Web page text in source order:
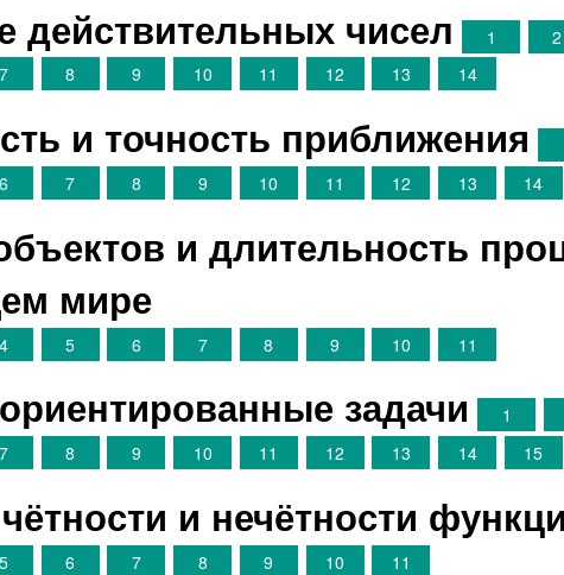
действительных чисел 1 2
7 8 9 10 11 12 13 14
и точность приближения
6 7 8 9 10 11 12 13 14
и длительность
мире
4 5 6 7 8 9 10 11
задачи 1
7 8 9 10 11 12 13 14 15
и нечётности
5 6 7 8 9 10 11